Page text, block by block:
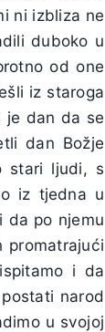
ni izbliza ne
duboko u
od one
iz staroga
je dan da se
dan Božje
stari ljudi, s
iz tjedna u
da po njemu
i da
narod
u svojoj